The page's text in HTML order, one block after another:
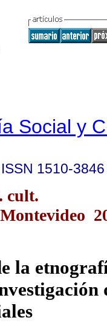
Social y
ISSN 1510-3846
cult.
la